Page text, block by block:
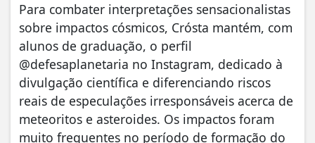
Para combater interpretações sensacionalistas
sobre impactos cósmicos, Crósta mantém, com
alunos de graduação, o perfil
@defesaplanetaria no Instagram, dedicado à
divulgação científica e diferenciando riscos
reais de especulações irresponsáveis acerca de
meteoritos e asteroides. Os impactos foram
muito frequentes no período de formação do